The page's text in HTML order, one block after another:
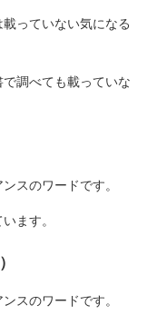
っていない気になる
調べても載っていな
スのワードです。
ます。
スのワードです。